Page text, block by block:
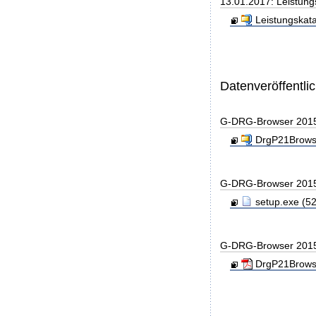
G-DRG-Browser
G-DRG-Browser
setup.exe
G-DRG-Browser